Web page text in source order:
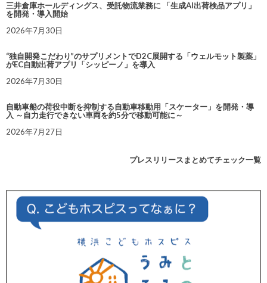
三井倉庫ホールディングス、受託物流業務に 「生成AI出荷検品アプリ」
を開発・導入開始
2026年7月30日
“独自開発こだわり”のサプリメントでD2C展開する「ウェルモット製薬」
がEC自動出荷アプリ「シッピーノ」を導入
2026年7月30日
自動車船の荷役中断を抑制する自動車移動用「スケーター」を開発・導
入 ～自力走行できない車両を約5分で移動可能に～
2026年7月27日
プレスリリースまとめてチェック一覧